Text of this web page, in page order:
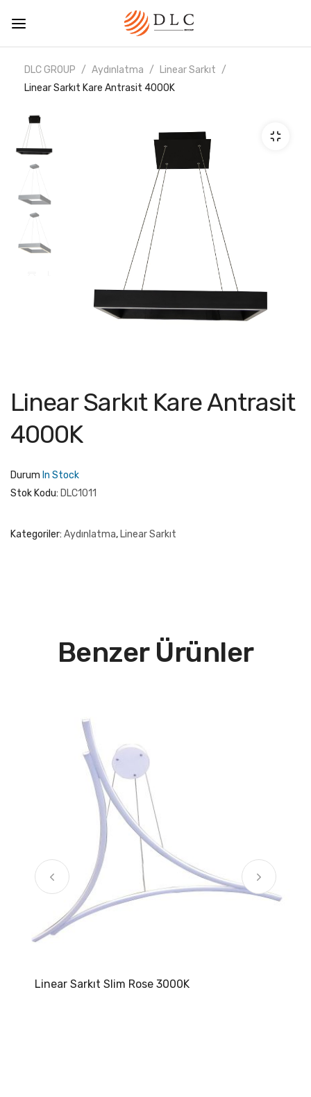
DLC GROUP Aydınlatma
Linear Sarkıt
Linear Sarkıt Kare Antrasit 4000K
Linear Sarkıt Kare Antrasit
4000K
Durum In Stock
Stok Kodu: DLC1011
Kategoriler: Aydınlatma, Linear Sarkıt
Benzer Ürünler
Linear Sarkıt Slim Rose 3000K